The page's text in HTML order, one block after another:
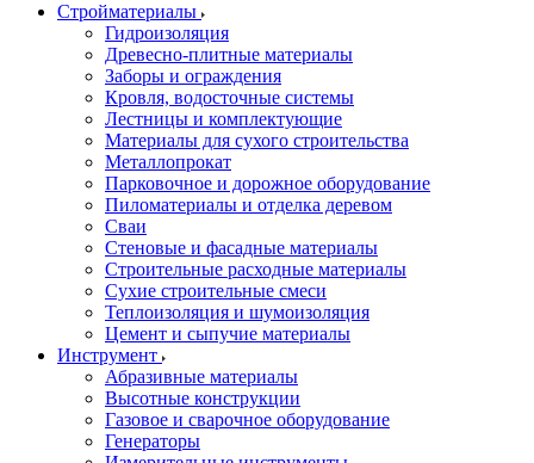
Стройматериалы
Гидроизоляция
Древесно-плитные материалы
Заборы и ограждения
Кровля, водосточные системы
Лестницы и комплектующие
Материалы для сухого строительства
Металлопрокат
Парковочное и дорожное оборудование
Пиломатериалы и отделка деревом
Сваи
Стеновые и фасадные материалы
Строительные расходные материалы
Сухие строительные смеси
Теплоизоляция и шумоизоляция
Цемент и сыпучие материалы
Инструмент
Абразивные материалы
Высотные конструкции
Газовое и сварочное оборудование
Генераторы